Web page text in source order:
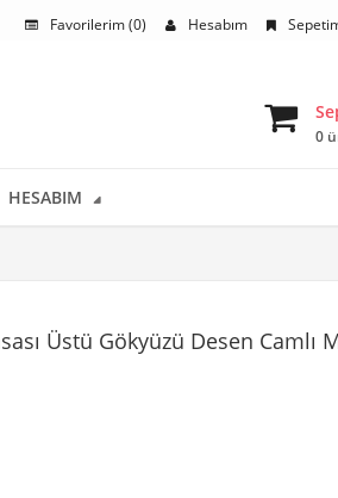
Favorilerim (0) Hesabım
0
HESABIM
Üstü Gökyüzü Desen Camlı